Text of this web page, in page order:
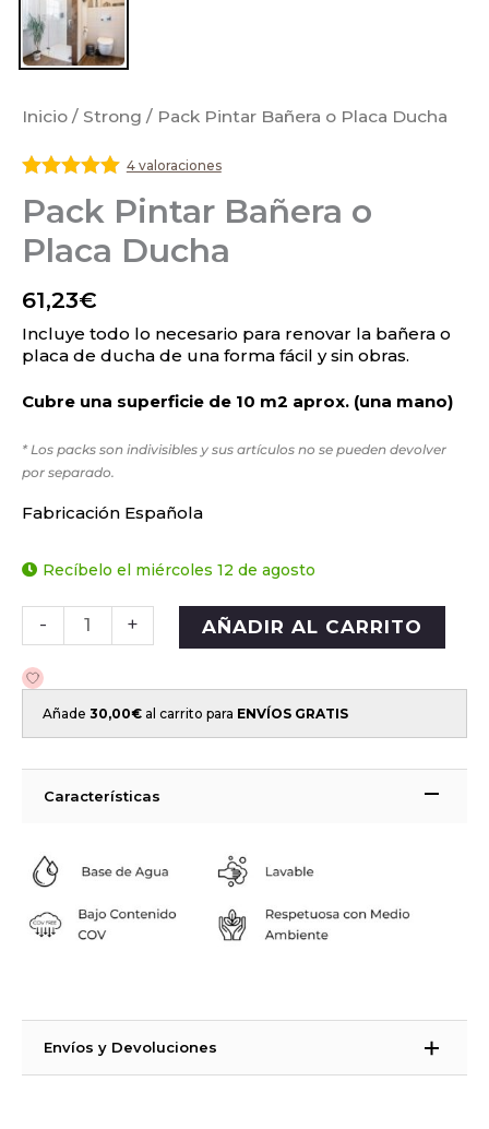
Inicio / Strong / Pack Pintar Bañera o Placa Ducha
con5de 5
4 valoraciones
Pack Pintar Bañera o
Placa Ducha
61,23€
Incluye todo lo necesario para renovar la bañera o
placa de ducha de una forma fácil y sin obras.
Cubre una superficie de 10 m2 aprox. (una mano)
* Los packs son indivisibles y sus artículos no se pueden devolver
por separado.
Fabricación Española
Recíbelo el miércoles 12 de agosto
- + AÑADIR AL CARRITO
Añade 30,00€ al carrito para ENVÍOS GRATIS
Características
Envíos y Devoluciones